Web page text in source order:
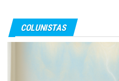
bo
ok
to
do
n
ail
COLUNISTAS